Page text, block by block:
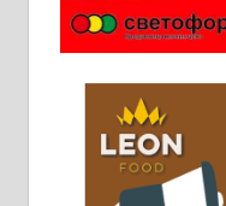
Потребна два
стоваришту
стовариште
Горког 26
8 до 15